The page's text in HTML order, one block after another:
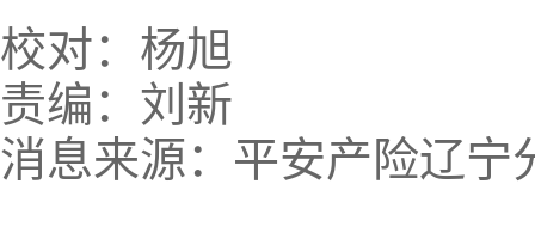
校对：杨旭
责编：刘新
消息来源：平安产险辽宁